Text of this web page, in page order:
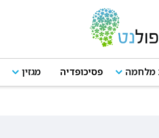
מלחמה פסיכופדיה מגזין